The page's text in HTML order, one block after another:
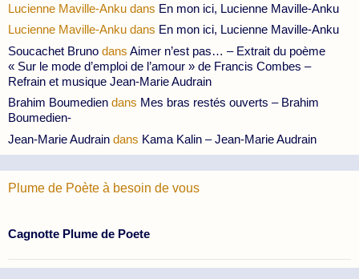
Lucienne Maville-Anku dans En mon ici, Lucienne Maville-Anku
Lucienne Maville-Anku dans En mon ici, Lucienne Maville-Anku
Soucachet Bruno dans Aimer n’est pas… – Extrait du poème
« Sur le mode d’emploi de l’amour » de Francis Combes –
Refrain et musique Jean-Marie Audrain
Brahim Boumedien dans Mes bras restés ouverts – Brahim
Boumedien-
Jean-Marie Audrain dans Kama Kalin – Jean-Marie Audrain
Plume de Poète à besoin de vous
Cagnotte Plume de Poete